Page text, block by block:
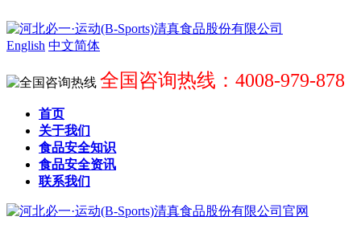
English 中文简体
全国咨询热线：4008-979-878
首页
关于我们
食品安全知识
食品安全资讯
联系我们